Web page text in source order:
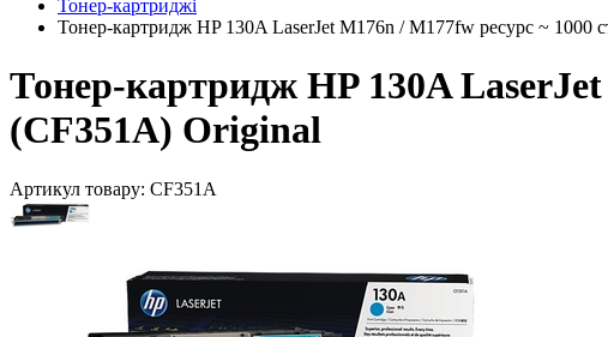
Тонер-картриджі
Тонер-картридж HP 130A LaserJet M176n / M177fw ресурс ~ 1000
Тонер-картридж HP 130A
(CF351A) Original
Артикул товару: CF351A